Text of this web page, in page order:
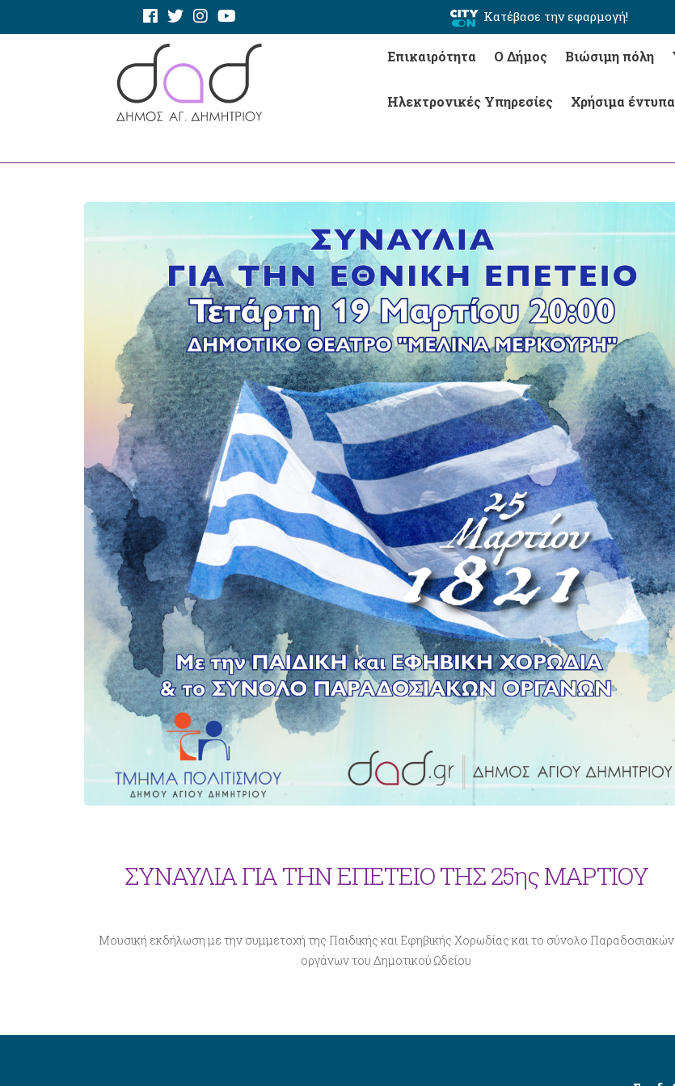
Κατέβασε την εφαρμογή!
Επικαιρότητα Ο Δήμος Βιώσιμη πόλη
Ηλεκτρονικές Υπηρεσίες Χρήσιμα έντυπα
ΣΥΝΑΥΛΙΑ ΓΙΑ ΤΗΝ ΕΠΕΤΕΙΟ ΤΗΣ 25ης ΜΑΡΤΙΟΥ
Μουσική εκδήλωση με την συμμετοχή της Παιδικής και Εφηβικής Χορωδίας και το σύνολο Παραδοσιακών
οργάνων του Δημοτικού Ωδείου